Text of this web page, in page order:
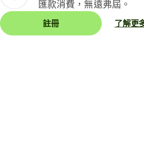
匯款消費，無遠弗屆。
註冊 了解更